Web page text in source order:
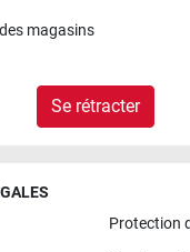
magasins
Se rétracter
Protection